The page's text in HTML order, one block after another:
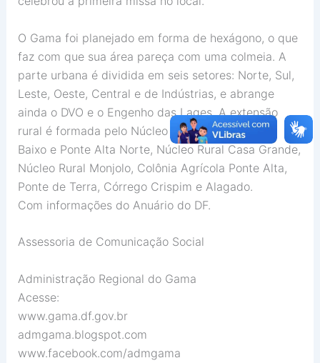
O Gama foi planejado em forma de hexágono, o que
faz com que sua área pareça com uma colmeia. A
parte urbana é dividida em seis setores: Norte, Sul,
Leste, Oeste, Central e de Indústrias, e abrange
ainda o DVO e o Engenho das Lages. A extensão
rural é formada pelo Núcleo Rural Ponte Alta de
Baixo e Ponte Alta Norte, Núcleo Rural Casa Grande,
Núcleo Rural Monjolo, Colônia Agrícola Ponte Alta,
Ponte de Terra, Córrego Crispim e Alagado.
Com informações do Anuário do DF.
Assessoria de Comunicação Social
Administração Regional do Gama
Acesse:
www.gama.df.gov.br
admgama.blogspot.com
www.facebook.com/admgama